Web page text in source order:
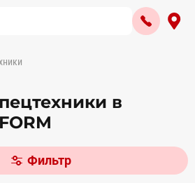
в
Фильтр